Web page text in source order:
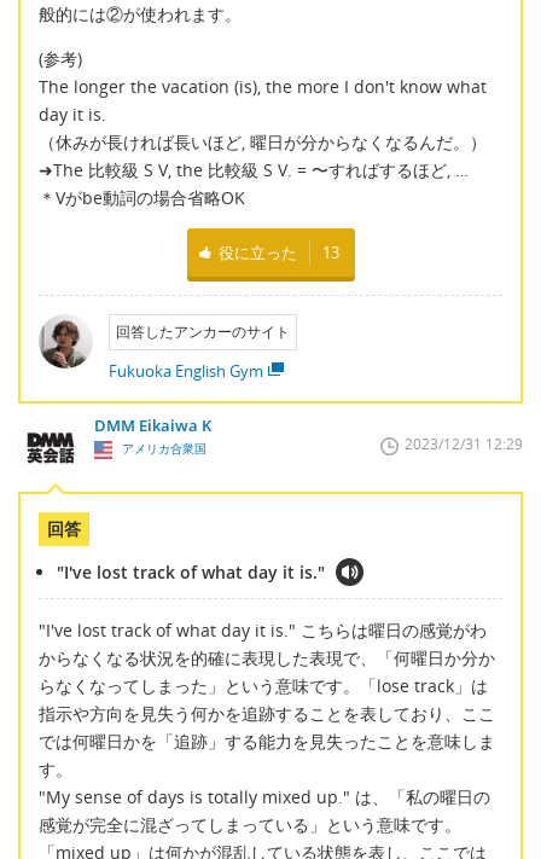
般的には②が使われます。
(参考)
The longer the vacation (is), the more I don't know what
day it is.
（休みが長ければ長いほど, 曜日が分からなくなるんだ。）
➜The 比較級 S V, the 比較級 S V. = 〜すればするほど, …
＊Vがbe動詞の場合省略OK
役に立った 13
回答したアンカーのサイト
Fukuoka English Gym
DMM Eikaiwa K
アメリカ合衆国 2023/12/31 12:29
回答
"I've lost track of what day it is."
"I've lost track of what day it is." こちらは曜日の感覚がわ
からなくなる状況を的確に表現した表現で、「何曜日か分か
らなくなってしまった」という意味です。「lose track」は
指示や方向を見失う何かを追跡することを表しており、ここ
では何曜日かを「追跡」する能力を見失ったことを意味しま
す。
"My sense of days is totally mixed up." は、「私の曜日の
感覚が完全に混ざってしまっている」という意味です。
「mixed up」は何かが混乱している状態を表し、ここでは